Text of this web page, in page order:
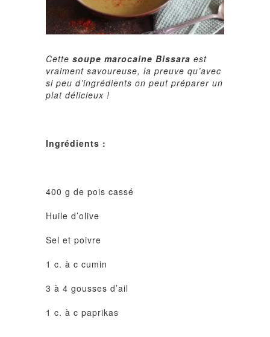
Cettesoupe marocaine Bissara est
vraiment savoureuse, la preuve qu’avec
si peu d’ingrédients on peut préparer un
plat délicieux !
Ingrédients :
400 g de pois cassé
Huile d’olive
Sel et poivre
1 c. à c cumin
3 à 4 gousses d’ail
1 c. à c paprikas